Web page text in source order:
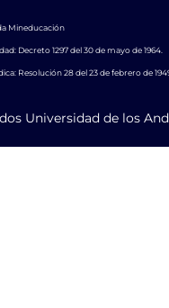
Mineducación
Decreto 1297 del 30 de mayo de 1964.
Resolución 28 del 23 de febrero de
Universidad de los